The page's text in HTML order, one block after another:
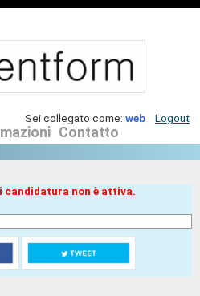
Sei collegato come: web Logout
Contatto
candidatura non è attiva.